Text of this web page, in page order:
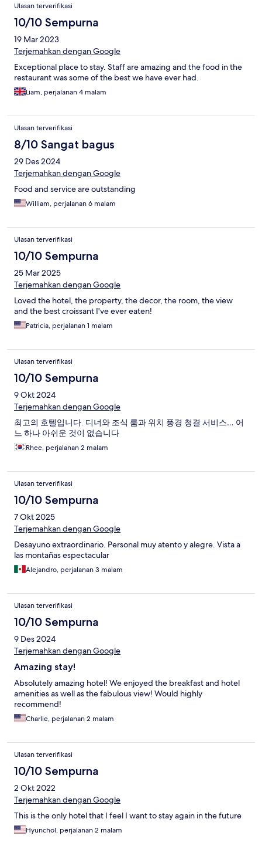
Ulasan terverifikasi
10/10 Sempurna
19 Mar 2023
Terjemahkan dengan Google
Exceptional place to stay. Staff are amazing and the food in the
restaurant was some of the best we have ever had.
Liam, perjalanan 4 malam
Ulasan terverifikasi
8/10 Sangat bagus
29 Des 2024
Terjemahkan dengan Google
Food and service are outstanding
William, perjalanan 6 malam
Ulasan terverifikasi
10/10 Sempurna
25 Mar 2025
Terjemahkan dengan Google
Loved the hotel, the property, the decor, the room, the view
and the best croissant I've ever eaten!
Patricia, perjalanan 1 malam
Ulasan terverifikasi
10/10 Sempurna
9 Okt 2024
Terjemahkan dengan Google
최고의 호텔입니다. 디너와 조식 룸과 위치 풍경 청결 서비스… 어
느 하나 아쉬운 것이 없습니다
Rhee, perjalanan 2 malam
Ulasan terverifikasi
10/10 Sempurna
7 Okt 2025
Terjemahkan dengan Google
Desayuno extraordinario. Personal muy atento y alegre. Vista a
las montañas espectacular
Alejandro, perjalanan 3 malam
Ulasan terverifikasi
10/10 Sempurna
9 Des 2024
Terjemahkan dengan Google
Amazing stay!
Absolutely amazing hotel! We enjoyed the breakfast and hotel
amenities as well as the fabulous view! Would highly
recommend!
Charlie, perjalanan 2 malam
Ulasan terverifikasi
10/10 Sempurna
2 Okt 2022
Terjemahkan dengan Google
This is the only hotel that I feel I want to stay again in the future
Hyunchol, perjalanan 2 malam